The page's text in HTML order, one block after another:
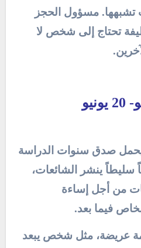
تشبهها. مسؤول الحجز
تحتاج إلى شخص لا
يحمل صدق سنوات الدراسة
سليطاً ينشر الشائعات،
من أجل إساءة
فيما بعد.
عريضة، مثل شخص يبعد